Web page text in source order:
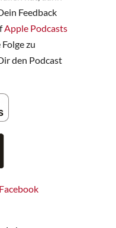
Feedback
Apple Podcasts
zu
den Podcast
Facebook